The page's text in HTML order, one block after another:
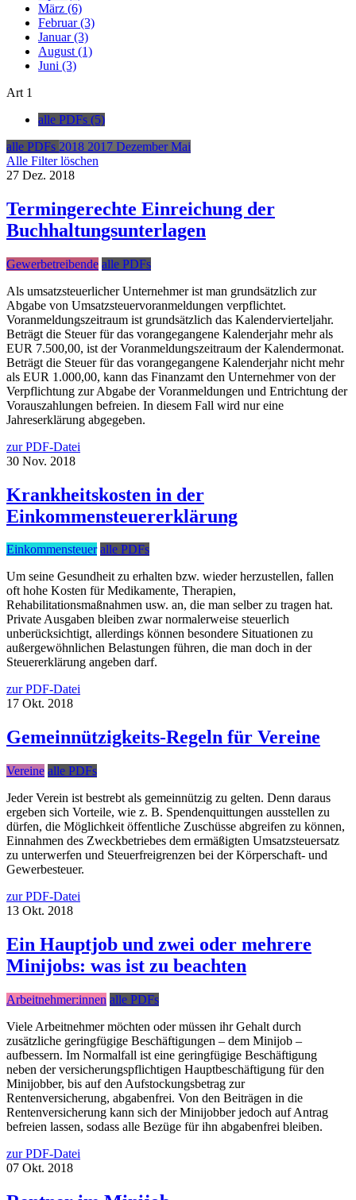
März (6)
Februar (3)
Januar (3)
August (1)
Juni (3)
Art 1
alle PDFs (5)
alle PDFs 2018 2017 DezemberMai
Alle Filter löschen
27 Dez. 2018
Termingerechte Einreichung der
Buchhaltungsunterlagen
Gewerbetreibende alle PDFs
Als umsatzsteuerlicher Unternehmer ist man grundsätzlich zur
Abgabe von Umsatzsteuervoranmeldungen verpflichtet.
Voranmeldungszeitraum ist grundsätzlich das Kalendervierteljahr.
Beträgt die Steuer für das vorangegangene Kalenderjahr mehr als
EUR 7.500,00, ist der Voranmeldungszeitraum der Kalendermonat.
Beträgt die Steuer für das vorangegangene Kalenderjahr nicht mehr
als EUR 1.000,00, kann das Finanzamt den Unternehmer von der
Verpflichtung zur Abgabe der Voranmeldungen und Entrichtung der
Vorauszahlungen befreien. In diesem Fall wird nur eine
Jahreserklärung abgegeben.
zur PDF-Datei
30 Nov. 2018
Krankheitskosten in der
Einkommensteuererklärung
Einkommensteuer alle PDFs
Um seine Gesundheit zu erhalten bzw. wieder herzustellen, fallen
oft hohe Kosten für Medikamente, Therapien,
Rehabilitationsmaßnahmen usw. an, die man selber zu tragen hat.
Private Ausgaben bleiben zwar normalerweise steuerlich
unberücksichtigt, allerdings können besondere Situationen zu
außergewöhnlichen Belastungen führen, die man doch in der
Steuererklärung angeben darf.
zur PDF-Datei
17 Okt. 2018
Gemeinnützigkeits-Regeln für Vereine
Vereine alle PDFs
Jeder Verein ist bestrebt als gemeinnützig zu gelten. Denn daraus
ergeben sich Vorteile, wie z. B. Spendenquittungen ausstellen zu
dürfen, die Möglichkeit öffentliche Zuschüsse abgreifen zu können,
Einnahmen des Zweckbetriebes dem ermäßigten Umsatzsteuersatz
zu unterwerfen und Steuerfreigrenzen bei der Körperschaft- und
Gewerbesteuer.
zur PDF-Datei
13 Okt. 2018
Ein Hauptjob und zwei oder mehrere
Minijobs: was ist zu beachten
Arbeitnehmer:innen alle PDFs
Viele Arbeitnehmer möchten oder müssen ihr Gehalt durch
zusätzliche geringfügige Beschäftigungen – dem Minijob –
aufbessern. Im Normalfall ist eine geringfügige Beschäftigung
neben der versicherungspflichtigen Hauptbeschäftigung für den
Minijobber, bis auf den Aufstockungsbetrag zur
Rentenversicherung, abgabenfrei. Von den Beiträgen in die
Rentenversicherung kann sich der Minijobber jedoch auf Antrag
befreien lassen, sodass alle Bezüge für ihn abgabenfrei bleiben.
zur PDF-Datei
07 Okt. 2018